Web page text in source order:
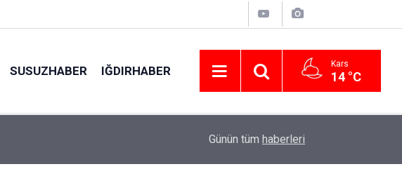
SUSUZHABER IĞDIRHABER Kars
14 °C
Kayserispor’dan savunmaya takviye
Günün tüm haberleri